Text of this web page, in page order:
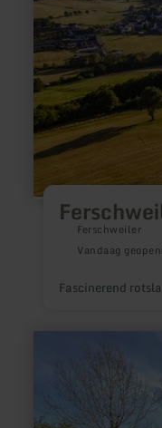
Ferschweiler
Vandaag
Fascinerend
Hammerwerk